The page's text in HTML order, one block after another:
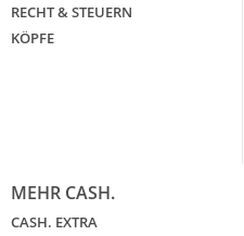
RECHT & STEUERN
KÖPFE
MEHR CASH.
CASH. EXTRA